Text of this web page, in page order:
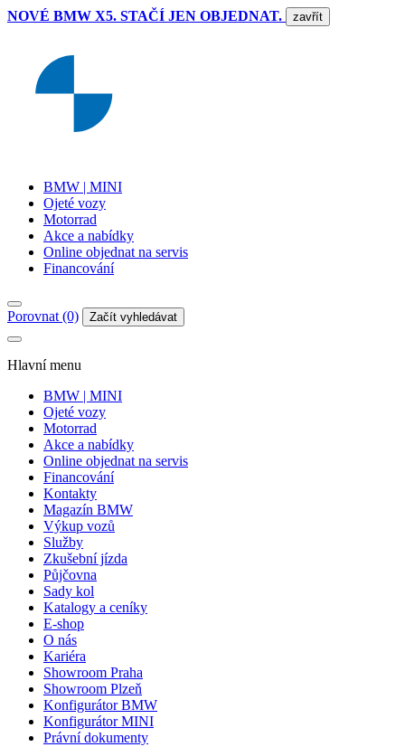
NOVÉ BMW X5. STAČÍ JEN OBJEDNAT. zavřít
BMW | MINI
Ojeté vozy
Motorrad
Akce a nabídky
Online objednat na servis
Financování
Porovnat (0) Začít vyhledávat
Hlavní menu
BMW | MINI
Ojeté vozy
Motorrad
Akce a nabídky
Online objednat na servis
Financování
Kontakty
Magazín BMW
Výkup vozů
Služby
Zkušební jízda
Půjčovna
Sady kol
Katalogy a ceníky
E-shop
O nás
Kariéra
Showroom Praha
Showroom Plzeň
Konfigurátor BMW
Konfigurátor MINI
Právní dokumenty